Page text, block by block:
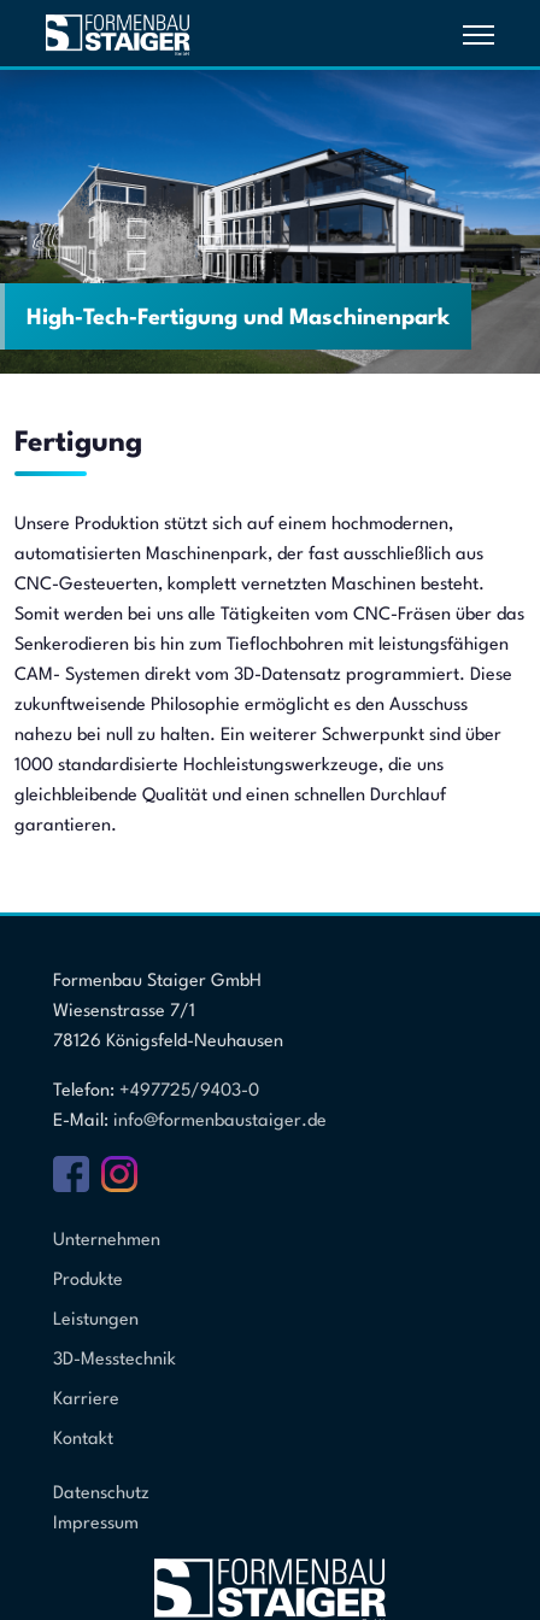
High‑Tech‑Fertigung und Maschinenpark
Fertigung
Unsere Produktion stützt sich auf einem hochmodernen,
automatisierten Maschinenpark, der fast ausschließlich aus
CNC-Gesteuerten, komplett vernetzten Maschinen besteht.
Somit werden bei uns alle Tätigkeiten vom CNC-Fräsen über das
Senkerodieren bis hin zum Tieflochbohren mit leistungsfähigen
CAM- Systemen direkt vom 3D-Datensatz programmiert. Diese
zukunftweisende Philosophie ermöglicht es den Ausschuss
nahezu bei null zu halten. Ein weiterer Schwerpunkt sind über
1000 standardisierte Hochleistungswerkzeuge, die uns
gleichbleibende Qualität und einen schnellen Durchlauf
garantieren.
Formenbau Staiger GmbH
Wiesenstrasse 7/1
78126 Königsfeld-Neuhausen
Telefon: +497725/9403-0
E-Mail: info@formenbaustaiger.de
Unternehmen
Produkte
Leistungen
3D-Messtechnik
Karriere
Kontakt
Datenschutz
Impressum